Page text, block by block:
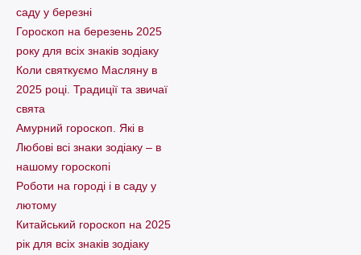
саду у березні
Гороскоп на березень 2025
року для всіх знаків зодіаку
Коли святкуємо Масляну в
2025 році. Традиції та звичаї
свята
Амурний гороскоп. Які в
Любові всі знаки зодіаку – в
нашому гороскопі
Pоботи на городі і в саду у
лютому
Китайський гороскоп на 2025
рік для всіх знаків зодіаку